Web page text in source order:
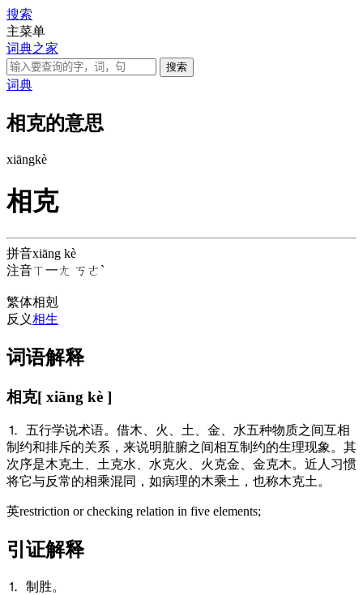
搜索
主菜单
词典之家
词典
相克的意思
xiāngkè
相克
拼音xiāng kè
注音ㄒ一ㄤ ㄎㄜˋ
繁体相剋
反义相生
词语解释
相克[ xiāng kè ]
⒈ 五行学说术语。借木、火、土、金、水五种物质之间互相
制约和排斥的关系，来说明脏腑之间相互制约的生理现象。其
次序是木克土、土克水、水克火、火克金、金克木。近人习惯
将它与反常的相乘混同，如病理的木乘土，也称木克土。
英restriction or checking relation in five elements;
引证解释
⒈ 制胜。